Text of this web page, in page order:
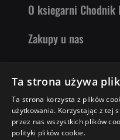
O ksiegarni Chodnik
Zakupy u nas
Literaci polecają
Ta strona używa
Ta strona korzysta z plików
użytkowania. Korzystając z tej
przez nas wszystkich plików
polityki plików cookie.